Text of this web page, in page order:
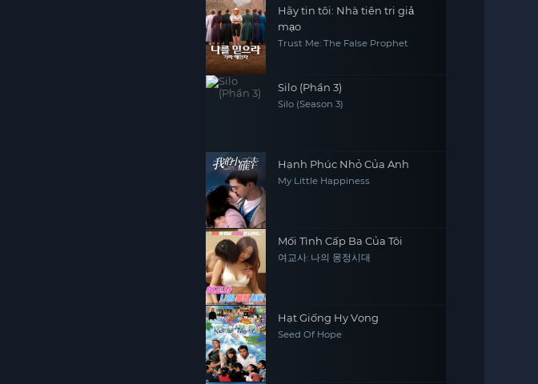
Hãy tin tôi: Nhà tiên tri giả
mạo
Trust Me: The False Prophet
Silo (Phần 3)
Silo (Season 3)
Hạnh Phúc Nhỏ Của Anh
My Little Happiness
Mối Tình Cấp Ba Của Tôi
여교사: 나의 몽정시대
Hạt Giống Hy Vọng
Seed Of Hope